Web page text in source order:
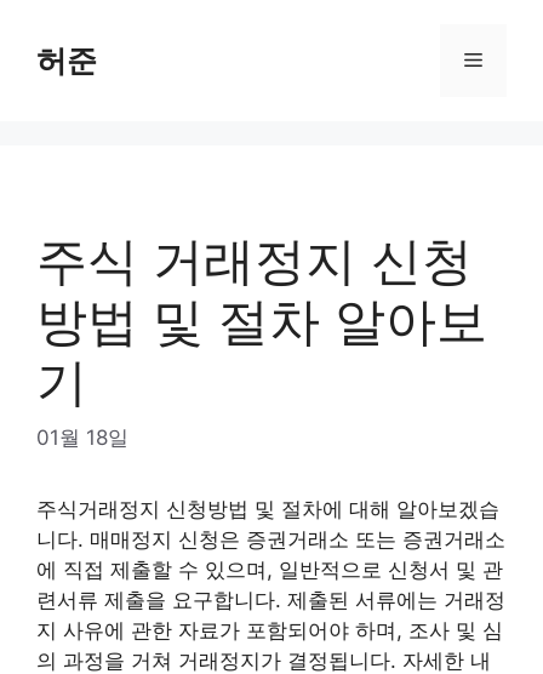
content
허준 Menu
주식 거래정지 신청
방법 및 절차 알아보
기
01월 18일
주식거래정지 신청방법 및 절차에 대해 알아보겠습
니다. 매매정지 신청은 증권거래소 또는 증권거래소
에 직접 제출할 수 있으며, 일반적으로 신청서 및 관
련서류 제출을 요구합니다. 제출된 서류에는 거래정
지 사유에 관한 자료가 포함되어야 하며, 조사 및 심
의 과정을 거쳐 거래정지가 결정됩니다. 자세한 내